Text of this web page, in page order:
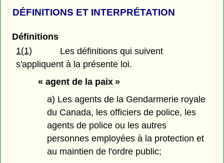
DÉFINITIONS ET INTERPRÉTATION
Définitions
1(1)
Les définitions qui suivent
s'appliquent à la présente loi.
« agent de la paix »
a) Les agents de la Gendarmerie royale
du Canada, les officiers de police, les
agents de police ou les autres
personnes employées à la protection et
au maintien de l'ordre public;